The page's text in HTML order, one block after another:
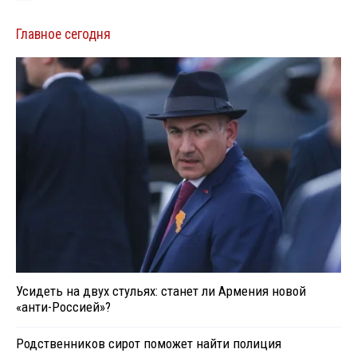
Главное сегодня
Усидеть на двух стульях: станет ли Армения новой
«анти-Россией»?
Родственников сирот поможет найти полиция